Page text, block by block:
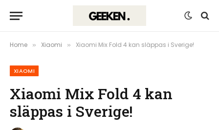
Home » Xiaomi » Xiaomi Mix Fold 4 kan släppas i Sverige!
XIAOMI
Xiaomi Mix Fold 4 kan
släppas i Sverige!